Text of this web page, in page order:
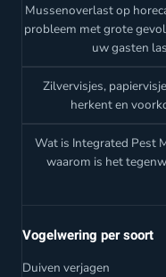
Mussenoverlast op
probleem met grote
uw gasten
Zilvervisjes,
herkent en
Wat is Integrated Pest
waarom is het
Vogelwering per soort
Duiven verjagen